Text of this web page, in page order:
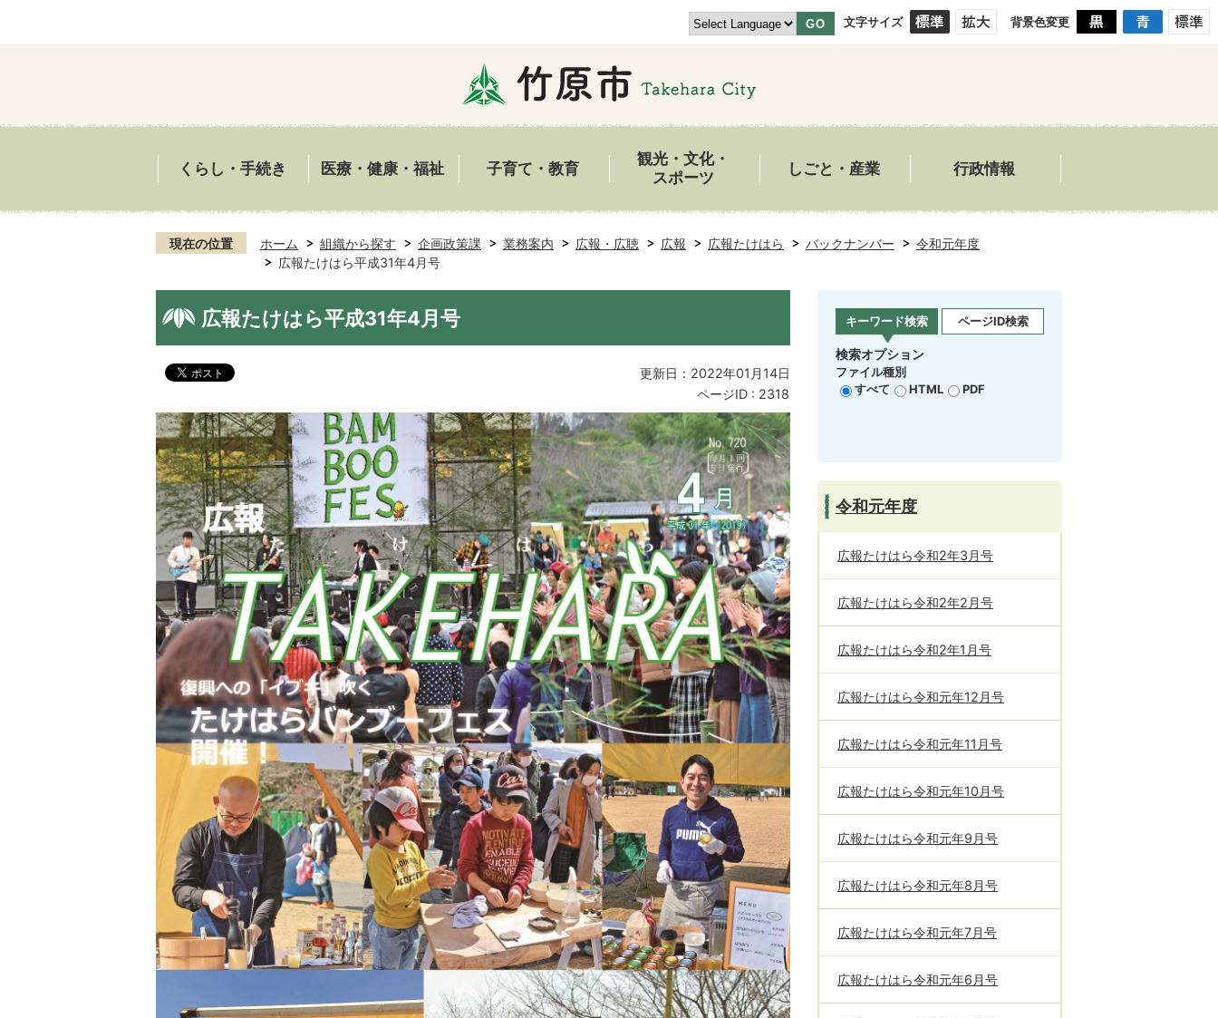
GO 文字サイズ 背景色変更
くらし・手続き 医療・健康・福祉 子育て・教育
観光・文化・
スポーツ
しごと・産業 行政情報
現在の位置 ホーム 組織から探す 企画政策課 業務案内 広報・広聴 広報 広報たけはら バックナンバー
令和元年度
広報たけはら平成31年4月号
広報たけはら平成31年4月号
更新日：2022年01月14日
ページID : 2318
キーワード検索 ページID検索
検索オプション
ファイル種別
すべて
HTML PDF
令和元年度
広報たけはら令和2年3月号
広報たけはら令和2年2月号
広報たけはら令和2年1月号
広報たけはら令和元年12月号
広報たけはら令和元年11月号
広報たけはら令和元年10月号
広報たけはら令和元年9月号
広報たけはら令和元年8月号
広報たけはら令和元年7月号
広報たけはら令和元年6月号